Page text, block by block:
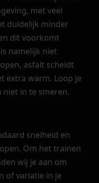
met veel
duidelijk minder
dit voorkomt
namelijk niet
asfalt scheidt
extra warm. Loop je
niet in te smeren.
snelheid en
Om het trainen
wij je aan om
of variatie in je